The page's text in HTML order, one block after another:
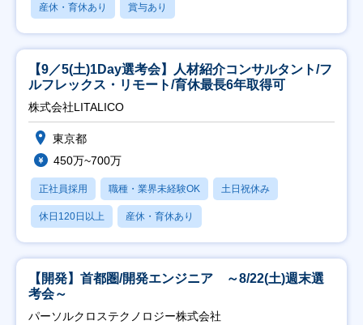
産休・育休あり 賞与あり
【9／5(土)1Day選考会】人材紹介コンサルタント/フ
ルフレックス・リモート/育休最長6年取得可
株式会社LITALICO
東京都
450万~700万
正社員採用 職種・業界未経験OK 土日祝休み
休日120日以上 産休・育休あり
【開発】首都圏/開発エンジニア ～8/22(土)週末選
考会～
パーソルクロステクノロジー株式会社